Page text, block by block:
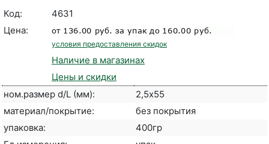
Код:
4631
Цена:
условия предоставления скидок
Наличие в магазинах
Цены и скидки
ном.размер d/L (мм):
2,5х55
материал/покрытие:
без покрытия
упаковка:
400гр